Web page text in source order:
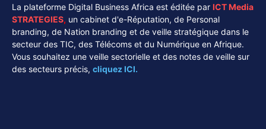
La plateforme Digital Business Africa est éditée par ICT Media
STRATEGIES, un cabinet d'e-Réputation, de Personal
branding, de Nation branding et de veille stratégique dans le
secteur des TIC, des Télécoms et du Numérique en Afrique.
Vous souhaitez une veille sectorielle et des notes de veille sur
des secteurs précis, cliquez ICI.